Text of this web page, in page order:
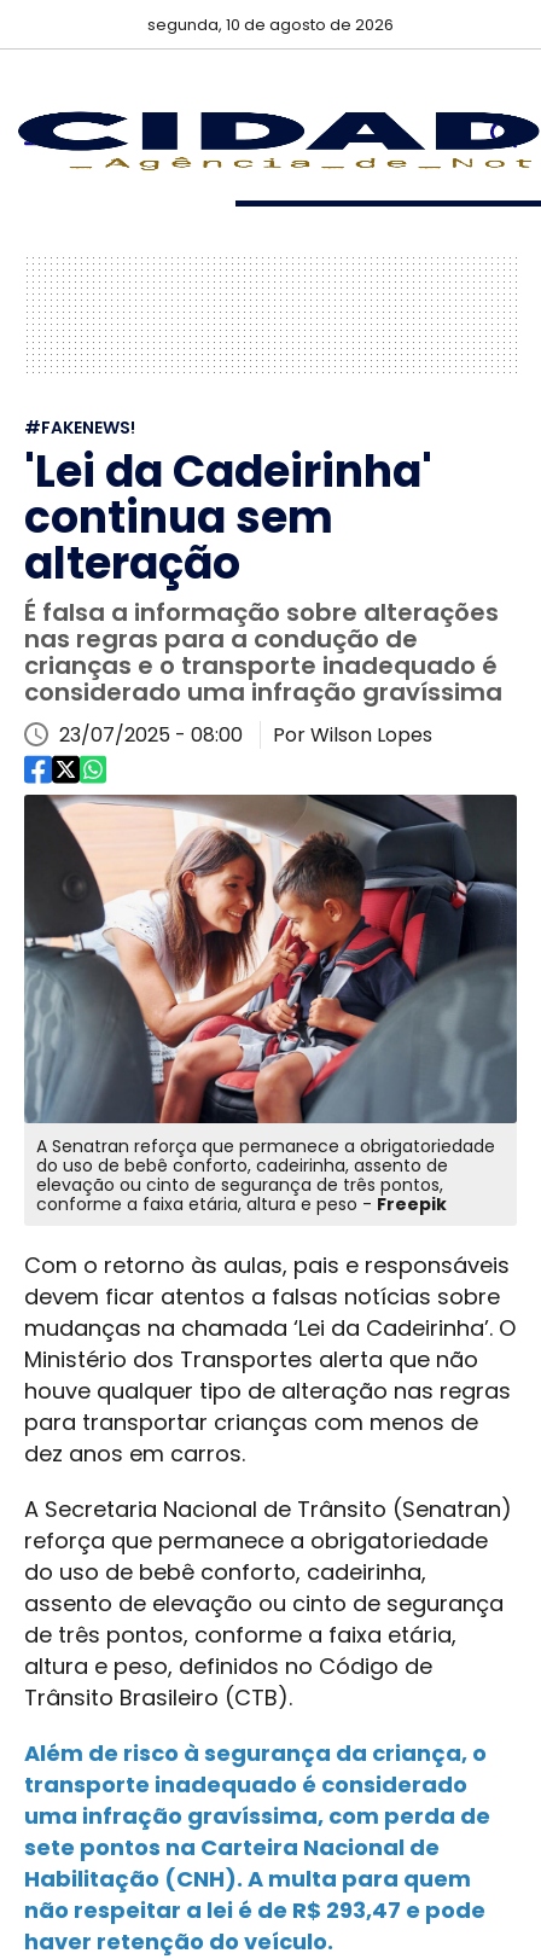
segunda, 10 de agosto de 2026
#FAKENEWS!
'Lei da Cadeirinha'
continua sem
alteração
É falsa a informação sobre alterações
nas regras para a condução de
crianças e o transporte inadequado é
considerado uma infração gravíssima
23/07/2025 - 08:00 Por Wilson Lopes
A Senatran reforça que permanece a obrigatoriedade
do uso de bebê conforto, cadeirinha, assento de
elevação ou cinto de segurança de três pontos,
conforme a faixa etária, altura e peso - Freepik
Com o retorno às aulas, pais e responsáveis
devem ficar atentos a falsas notícias sobre
mudanças na chamada ‘Lei da Cadeirinha’. O
Ministério dos Transportes alerta que não
houve qualquer tipo de alteração nas regras
para transportar crianças com menos de
dez anos em carros.
A Secretaria Nacional de Trânsito (Senatran)
reforça que permanece a obrigatoriedade
do uso de bebê conforto, cadeirinha,
assento de elevação ou cinto de segurança
de três pontos, conforme a faixa etária,
altura e peso, definidos no Código de
Trânsito Brasileiro (CTB).
Além de risco à segurança da criança, o
transporte inadequado é considerado
uma infração gravíssima, com perda de
sete pontos na Carteira Nacional de
Habilitação (CNH). A multa para quem
não respeitar a lei é de R$ 293,47 e pode
haver retenção do veículo.